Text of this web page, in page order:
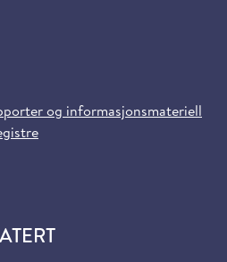
og informasjonsmateriell